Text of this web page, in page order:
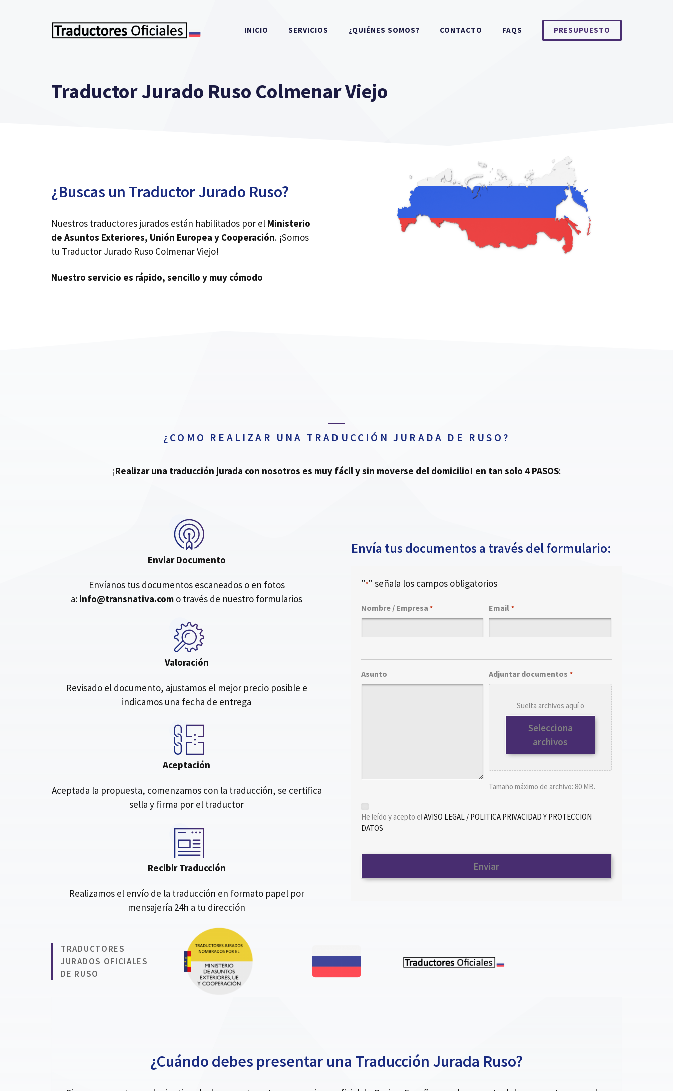
INICIO SERVICIOS ¿QUIÉNES SOMOS? CONTACTO FAQS PRESUPUESTO
Traductor Jurado Ruso Colmenar Viejo
¿Buscas un Traductor Jurado Ruso?
Nuestros traductores jurados están habilitados por el Ministerio
de Asuntos Exteriores, Unión Europea y Cooperación. ¡Somos
tu Traductor Jurado Ruso Colmenar Viejo!
Nuestro servicio es rápido, sencillo y muy cómodo
¿COMO REALIZAR UNA TRADUCCIÓN JURADA DE RUSO?
¡Realizar una traducción jurada con nosotros es muy fácil y sin moverse del domicilio! en tan solo 4 PASOS:
Enviar Documento
Envíanos tus documentos escaneados o en fotos
a: info@transnativa.com o través de nuestro formularios
Valoración
Revisado el documento, ajustamos el mejor precio posible e
indicamos una fecha de entrega
Aceptación
Aceptada la propuesta, comenzamos con la traducción, se certifica
sella y firma por el traductor
Recibir Traducción
Realizamos el envío de la traducción en formato papel por
mensajería 24h a tu dirección
Envía tus documentos a través del formulario:
"*" señala los campos obligatorios
Nombre / Empresa * Email *
Asunto Adjuntar documentos *
Suelta archivos aquí o
Selecciona
archivos
Tamaño máximo de archivo: 80 MB.
He leído y acepto elAVISO LEGAL / POLITICA PRIVACIDAD Y PROTECCION
DATOS
TRADUCTORES
JURADOS OFICIALES
DE RUSO
¿Cuándo debes presentar una Traducción Jurada Ruso?